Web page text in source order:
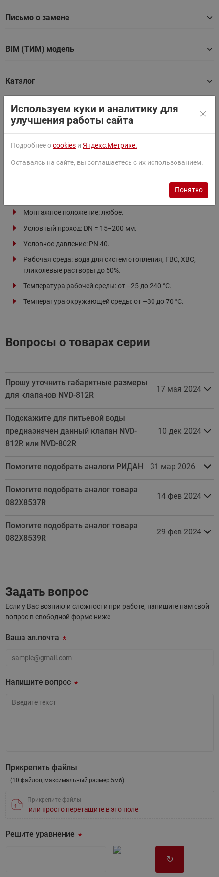
Письмо о замене
BIM (ТИМ) модель
Каталог
Техническое описание
Монтажное положение: любое.
Условный проход: DN = 15–200 мм.
Условное давление: PN 40.
Рабочая среда: вода для систем отопления, ГВС, ХВС,
гликолевые растворы до 50%.
Температура рабочей среды: от –25 до 240 °С.
Температура окружающей среды: от –30 до 70 °С.
Вопросы о товарах серии
Прошу уточнить габаритные размеры
для клапанов NVD-812R
17 мая 2024
Подскажите для питьевой воды
предназначен данный клапан NVD-
812R или NVD-802R
10 дек 2024
Помогите подобрать аналоги РИДАН 31 мар 2026
Помогите подобрать аналог товара
082X8537R
14 фев 2024
Помогите подобрать аналог товара
082X8539R
29 фев 2024
Задать вопрос
Если у Вас возникли сложности при работе, напишите нам свой
вопрос в свободной форме ниже
Ваша эл.почта
Напишите вопрос
Прикрепить файлы
(10 файлов, максимальный размер 5мб)
Прикрепите файлы
или просто перетащите в это поле
Решите уравнение
↻
Используем куки и аналитику для
улучшения работы сайта
Подробнее оcookies и Яндекс.Метрике.
Оставаясь на сайте, вы соглашаетесь с их использованием.
Понятно